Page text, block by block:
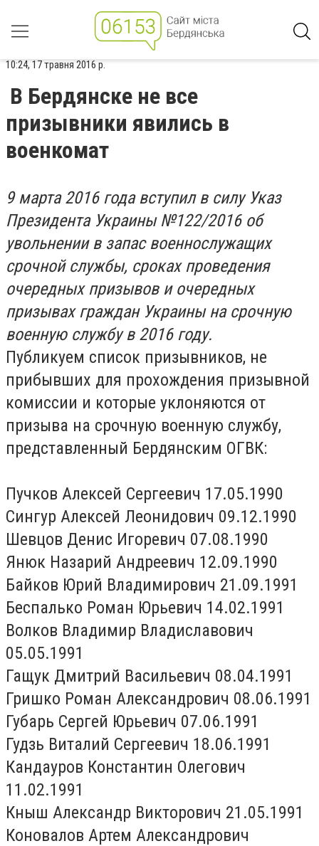
10:24, 17 травня 2016 р.
В Бердянске не все
призывники явились в
военкомат
9 марта 2016 года вступил в силу Указ
Президента Украины №122/2016 об
увольнении в запас военнослужащих
срочной службы, сроках проведения
очередных призывов и очередных
призывах граждан Украины на срочную
военную службу в 2016 году.
Публикуем список призывников, не
прибывших для прохождения призывной
комиссии и которые уклоняются от
призыва на срочную военную службу,
представленный Бердянским ОГВК:
Пучков Алексей Сергеевич 17.05.1990
Сингур Алексей Леонидович 09.12.1990
Шевцов Денис Игоревич 07.08.1990
Янюк Назарий Андреевич 12.09.1990
Байков Юрий Владимирович 21.09.1991
Беспалько Роман Юрьевич 14.02.1991
Волков Владимир Владиславович
05.05.1991
Гащук Дмитрий Васильевич 08.04.1991
Гришко Роман Александрович 08.06.1991
Губарь Сергей Юрьевич 07.06.1991
Гудзь Виталий Сергеевич 18.06.1991
Кандауров Константин Олегович
11.02.1991
Кныш Александр Викторович 21.05.1991
Коновалов Артем Александрович